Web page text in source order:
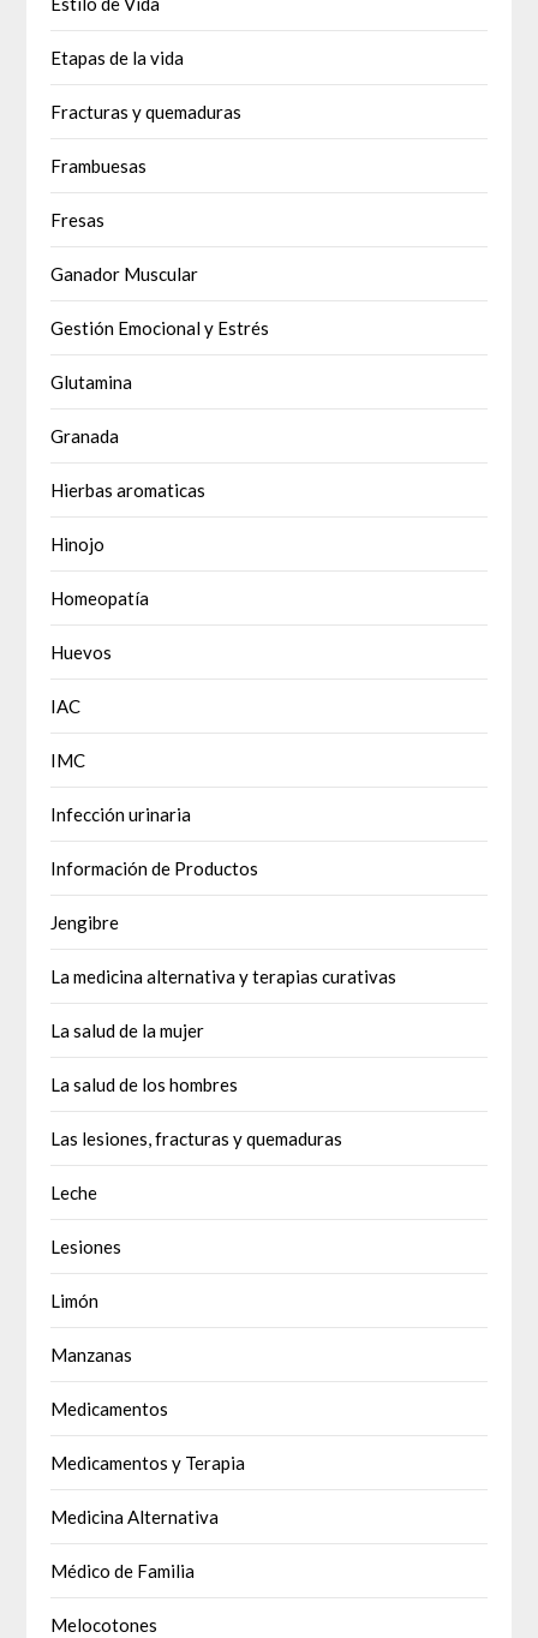
Etapas de la vida
Fracturas y quemaduras
Frambuesas
Fresas
Ganador Muscular
Gestión Emocional y Estrés
Glutamina
Granada
Hierbas aromaticas
Hinojo
Homeopatía
Huevos
IAC
IMC
Infección urinaria
Información de Productos
Jengibre
La medicina alternativa y terapias curativas
La salud de la mujer
La salud de los hombres
Las lesiones, fracturas y quemaduras
Leche
Lesiones
Limón
Manzanas
Medicamentos
Medicamentos y Terapia
Medicina Alternativa
Médico de Familia
Melocotones